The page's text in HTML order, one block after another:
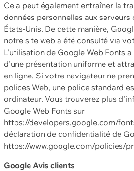
Cela peut également entraîner la
données personnelles aux serveurs
États-Unis. De cette manière,
notre site web a été consulté via
L'utilisation de Google Web Fonts
d'une présentation uniforme et
en ligne. Si votre navigateur ne
polices Web, une police standard
ordinateur. Vous trouverez plus
Google Web Fonts sur
https://developers.google.com/
déclaration de confidentialité de
https://www.google.com/policies/
Google Avis clients